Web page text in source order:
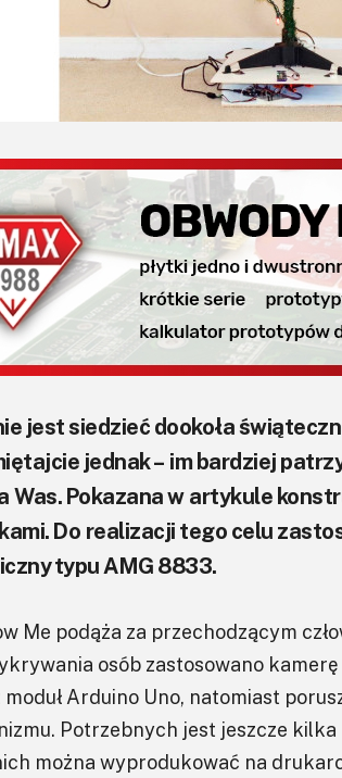
jest siedzieć dookoła
jednak – im bardziej
Was. Pokazana w artykule
Do realizacji tego celu
typu AMG 8833.
Me podąża za przechodzącym
osób zastosowano
Arduino Uno, natomiast
Potrzebnych jest jeszcze
można wyprodukować na